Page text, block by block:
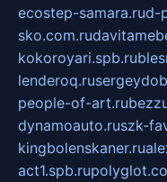
ecostep-samara.rud-
sko.com.ru
kokoroyari.spb.ru
lenderoq.ru
people-of-art.ru
dynamoauto.ruszk-
kingbolenskaner.ru
act1.spb.ru